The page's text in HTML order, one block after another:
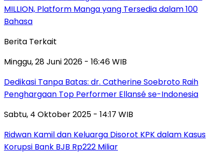
MILLION, Platform Manga yang Tersedia dalam 100
Bahasa
Berita Terkait
Minggu, 28 Juni 2026 - 16:46 WIB
Dedikasi Tanpa Batas: dr. Catherine Soebroto Raih
Penghargaan Top Performer Ellansé se-Indonesia
Sabtu, 4 Oktober 2025 - 14:17 WIB
Ridwan Kamil dan Keluarga Disorot KPK dalam Kasus
Korupsi Bank BJB Rp222 Miliar